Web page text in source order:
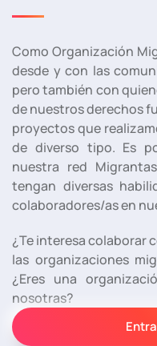
Como Organización
desde y con las
pero también con
de nuestros derechos
proyectos que
de diverso tipo. Es
nuestra red
tengan diversas
colaboradores/as en
¿Te interesa colaborar
las organizaciones
¿Eres una
nosotras?